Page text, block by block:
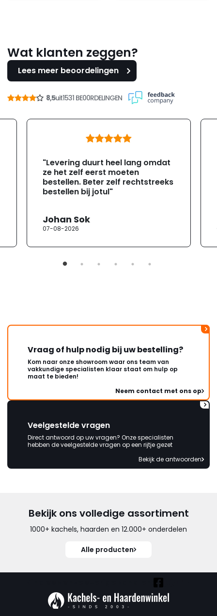
Wat klanten zeggen?
Lees meer beoordelingen
8,5uit1531 BE00RDELINGEN
"Levering duurt heel lang omdat
ze het zelf eerst moeten
bestellen. Beter zelf rechtstreeks
bestellen bij jotul"
Johan Sok
07-08-2026
Vraag of hulp nodig bij uw bestelling?
Kom naar onze showroom waar ons team van
vakkundige specialisten klaar staat om hulp op
maat te bieden!
Neem contact met ons op
Veelgestelde vragen
Direct antwoord op uw vragen? Onze specialisten
hebben de veelgestelde vragen op een rijtje gezet
Bekijk de antwoorden
Bekijk ons volledige assortiment
1000+ kachels, haarden en 12.000+ onderdelen
Alle producten